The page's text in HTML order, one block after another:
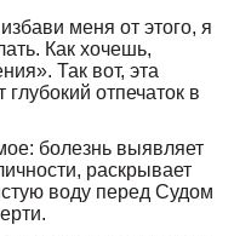
меня от этого, я
Как хочешь,
Так вот, эта
отпечаток в
болезнь выявляет
раскрывает
воду перед Судом